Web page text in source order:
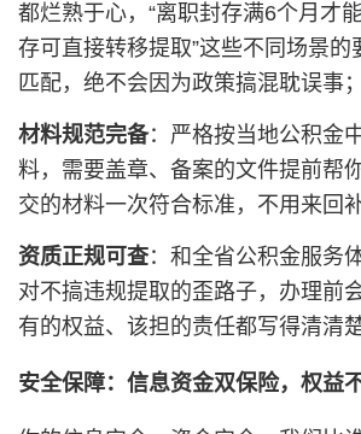
都烂熟于心，“离职封存满6个月才
存可直接转移提取”这些不同场景的
匹配，绝不会因为政策搞混耽误事；
材料规范完备：严格按当地公积金
料，需要盖章、备案的文件提前帮
交的材料一次符合标准，不用来回
资质正规可查：和全省公积金服务
对不搞违规提取的歪路子，办理前
有的权益、该担的责任都写得清清楚
安全保障：信息资金双保险，权益